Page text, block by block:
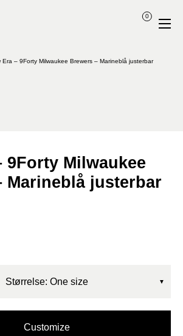
0
Era – 9Forty Milwaukee Brewers – Marineblå justerbar
9Forty Milwaukee
Marineblå justerbar
Størrelse: One size
Customize